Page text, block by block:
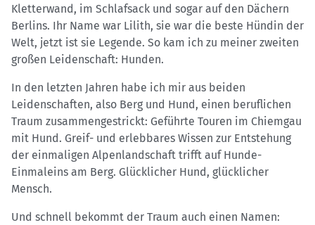
Kletterwand, im Schlafsack und sogar auf den Dächern
Berlins. Ihr Name war Lilith, sie war die beste Hündin der
Welt, jetzt ist sie Legende. So kam ich zu meiner zweiten
großen Leidenschaft: Hunden.
In den letzten Jahren habe ich mir aus beiden
Leidenschaften, also Berg und Hund, einen beruflichen
Traum zusammengestrickt: Geführte Touren im Chiemgau
mit Hund. Greif- und erlebbares Wissen zur Entstehung
der einmaligen Alpenlandschaft trifft auf Hunde-
Einmaleins am Berg. Glücklicher Hund, glücklicher
Mensch.
Und schnell bekommt der Traum auch einen Namen: